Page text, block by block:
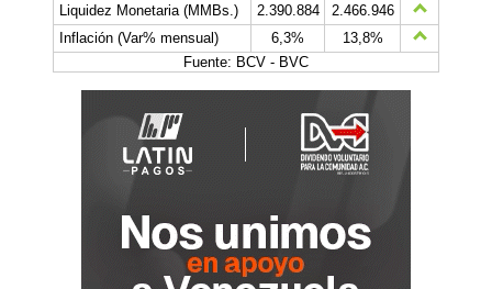
Liquidez Monetaria (MMBs.)
2.390.884
2.466.946
Inflación (Var% mensual)
6,3%
13,8%
Fuente: BCV - BVC